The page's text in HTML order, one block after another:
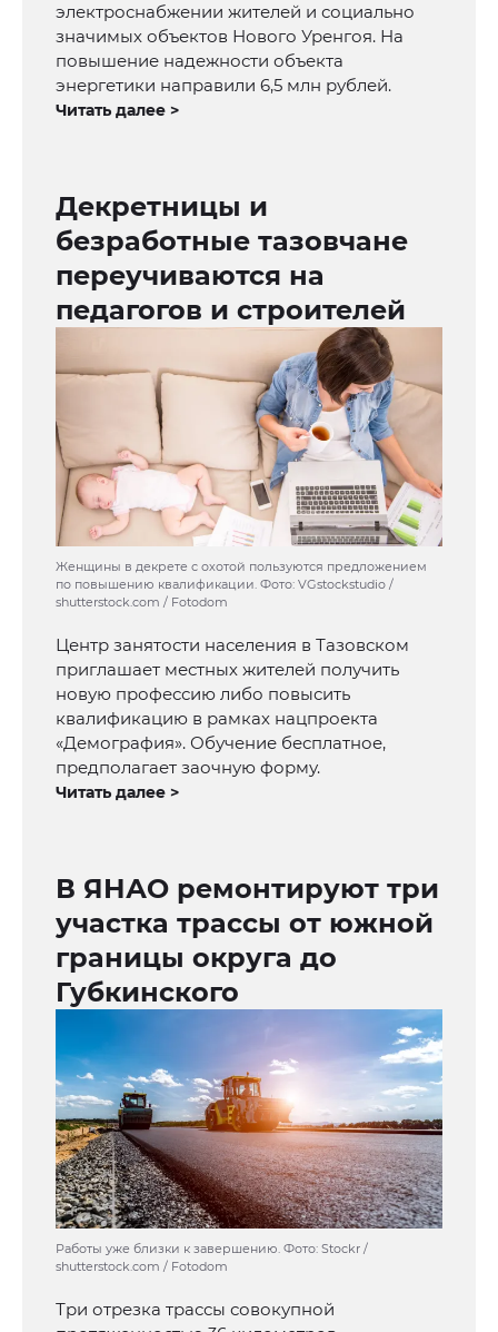
электроснабжении жителей и социально
значимых объектов Нового Уренгоя. На
повышение надежности объекта
энергетики направили 6,5 млн рублей.
Читать далее >
Декретницы и
безработные тазовчане
переучиваются на
педагогов и строителей
Женщины в декрете с охотой пользуются предложением
по повышению квалификации. Фото: VGstockstudio /
shutterstock.com / Fotodom
Центр занятости населения в Тазовском
приглашает местных жителей получить
новую профессию либо повысить
квалификацию в рамках нацпроекта
«Демография». Обучение бесплатное,
предполагает заочную форму.
Читать далее >
В ЯНАО ремонтируют три
участка трассы от южной
границы округа до
Губкинского
Работы уже близки к завершению. Фото: Stockr /
shutterstock.com / Fotodom
Три отрезка трассы совокупной